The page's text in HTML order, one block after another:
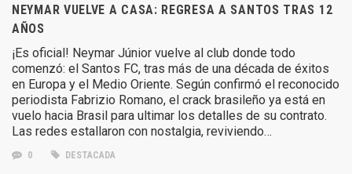
NEYMAR VUELVE A CASA: REGRESA A SANTOS TRAS 12
AÑOS
¡Es oficial! Neymar Júnior vuelve al club donde todo
comenzó: el Santos FC, tras más de una década de éxitos
en Europa y el Medio Oriente. Según confirmó el reconocido
periodista Fabrizio Romano, el crack brasileño ya está en
vuelo hacia Brasil para ultimar los detalles de su contrato.
Las redes estallaron con nostalgia, reviviendo…
0 DESTACADA